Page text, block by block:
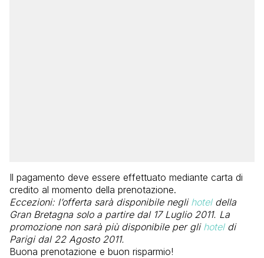
Il pagamento deve essere effettuato mediante carta di
credito al momento della prenotazione.
Eccezioni: l’offerta sarà disponibile negli hoteldella
Gran Bretagna solo a partire dal 17 Luglio 2011. La
promozione non sarà più disponibile per gli hoteldi
Parigi dal 22 Agosto 2011.
Buona prenotazione e buon risparmio!